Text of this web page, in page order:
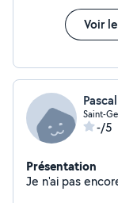
Voir
Saint-
-/5
Présentation